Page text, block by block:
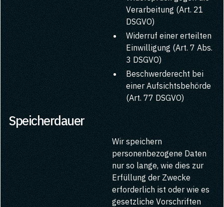
Verarbeitung (Art. 21
DSGVO)
Widerruf einer erteilten
Einwilligung (Art. 7 Abs.
3 DSGVO)
Beschwerderecht bei
einer Aufsichtsbehörde
(Art. 77 DSGVO)
Speicherdauer
Wir speichern
personenbezogene Daten
nur so lange, wie dies zur
Erfüllung der Zwecke
erforderlich ist oder wie es
gesetzliche Vorschriften